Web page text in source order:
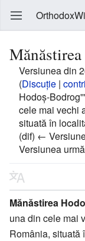
Versiunea din
(Discuție |
Hodoș-
cele mai vechi
situată în
(dif) ←
Versiunea
Mănăstirea
una din cele mai
România, situată